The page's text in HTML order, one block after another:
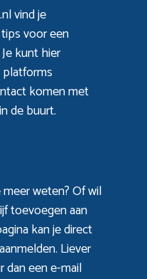
vind je
voor een
kunt hier
komen met
de buurt.
weten? Of wil
toevoegen aan
kan je direct
Liever
dan een e-mail